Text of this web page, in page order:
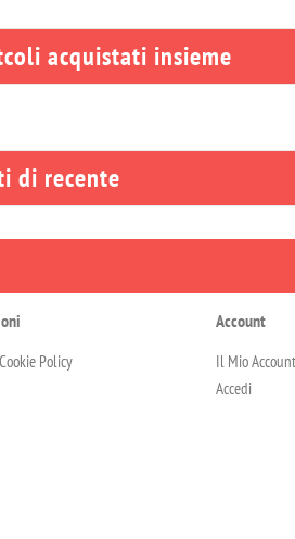
acquistati insieme
di recente
Policy
Account
Il Mio Account
Accedi